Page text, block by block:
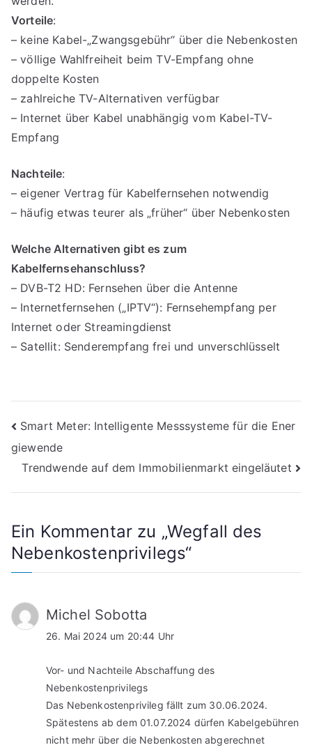
Vorteile:
– keine Kabel-„Zwangsgebühr“ über die Nebenkosten
– völlige Wahlfreiheit beim TV-Empfang ohne
doppelte Kosten
– zahlreiche TV-Alternativen verfügbar
– Internet über Kabel unabhängig vom Kabel-TV-
Empfang
Nachteile:
– eigener Vertrag für Kabelfernsehen notwendig
– häufig etwas teurer als „früher“ über Nebenkosten
Welche Alternativen gibt es zum
Kabelfernsehanschluss?
– DVB-T2 HD: Fernsehen über die Antenne
– Internetfernsehen („IPTV“): Fernsehempfang per
Internet oder Streamingdienst
– Satellit: Senderempfang frei und unverschlüsselt
Beitragsnavigation
Smart Meter: Intelligente Messsysteme für die Ener
giewende
Trendwende auf dem Immobilienmarkt eingeläutet
Ein Kommentar zu „Wegfall des
Nebenkostenprivilegs“
Michel Sobotta
26. Mai 2024 um 20:44 Uhr
Vor- und Nachteile Abschaffung des
Nebenkostenprivilegs
Das Nebenkostenprivileg fällt zum 30.06.2024.
Spätestens ab dem 01.07.2024 dürfen Kabelgebühren
nicht mehr über die Nebenkosten abgerechnet